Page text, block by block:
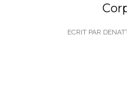
ECRIT PAR